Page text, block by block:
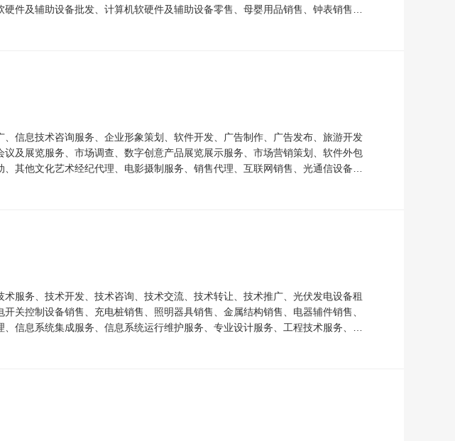
件及辅助设备批发、计算机软硬件及辅助设备零售、母婴用品销售、钟表销售、
信息技术咨询服务、企业形象策划、软件开发、广告制作、广告发布、旅游开发
及展览服务、市场调查、数字创意产品展览展示服务、市场营销策划、软件外包
其他文化艺术经纪代理、电影摄制服务、销售代理、互联网销售、光通信设备销
服务、技术开发、技术咨询、技术交流、技术转让、技术推广、光伏发电设备租
关控制设备销售、充电桩销售、照明器具销售、金属结构销售、电器辅件销售、
信息系统集成服务、信息系统运行维护服务、专业设计服务、工程技术服务、数